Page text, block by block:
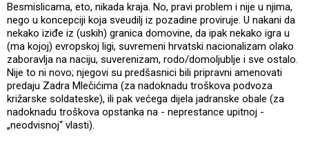
Besmislicama, eto, nikada kraja. No, pravi problem i nije u njima,
nego u koncepciji koja sveudilj iz pozadine proviruje. U nakani da
nekako iziđe iz (uskih) granica domovine, da ipak nekako igra u
(ma kojoj) evropskoj ligi, suvremeni hrvatski nacionalizam olako
zaboravlja na naciju, suverenizam, rodo/domoljublje i sve ostalo.
Nije to ni novo; njegovi su predšasnici bili pripravni amenovati
predaju Zadra Mlečićima (za nadoknadu troškova podvoza
križarske soldateske), ili pak većega dijela jadranske obale (za
nadoknadu troškova opstanka na - neprestance upitnoj -
„neodvisnoj“ vlasti).